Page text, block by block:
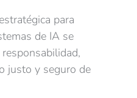
para
de IA se
justo y seguro de